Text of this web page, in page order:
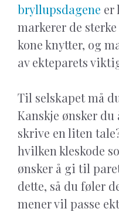
bryllupsdagene er
markerer de
kone knytter, og
av ekteparets
Til selskapet må
Kanskje ønsker du
skrive en liten
hvilken kleskode
ønsker å gi til
dette, så du føler
mener vil passe